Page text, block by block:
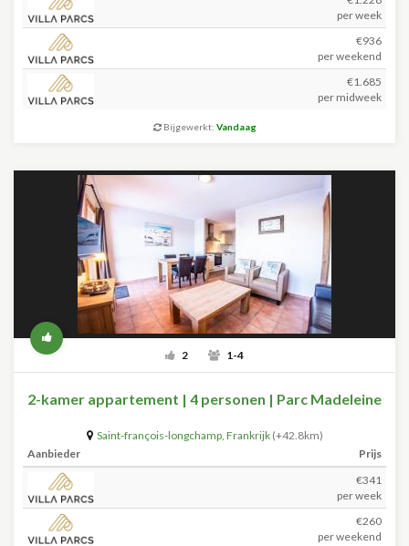
per week
€936
per weekend
€1.685
per midweek
Bijgewerkt: Vandaag
2 1-4
2-kamer appartement | 4 personen | Parc Madeleine
Saint-françois-longchamp, Frankrijk (+42.8km)
Aanbieder
Prijs
€341
per week
€260
per weekend